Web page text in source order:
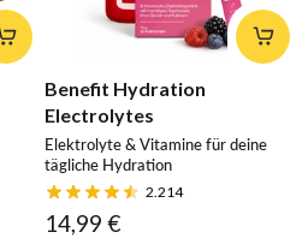
Benefit Hydration
Electrolytes
Elektrolyte & Vitamine für deine
tägliche Hydration
2.214
14,99 €